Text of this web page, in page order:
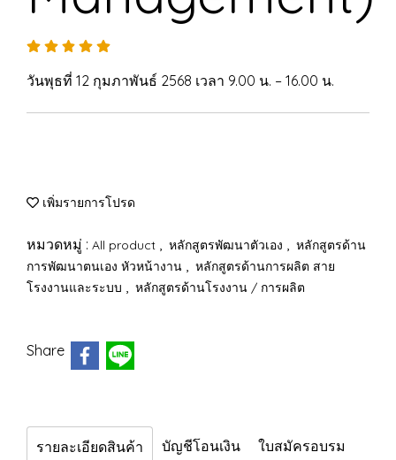
วันพุธที่ 12 กุมภาพันธ์ 2568 เวลา 9.00 น. – 16.00 น.
เพิ่มรายการโปรด
หมวดหมู่ : All product , หลักสูตรพัฒนาตัวเอง , หลักสูตรด้าน
การพัฒนาตนเอง หัวหน้างาน , หลักสูตรด้านการผลิต สาย
โรงงานและระบบ , หลักสูตรด้านโรงงาน / การผลิต
Share
รายละเอียดสินค้า บัญชีโอนเงิน ใบสมัครอบรม